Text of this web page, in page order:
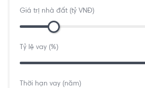
Giá trị nhà đất (tỷ VNĐ)
Tỷ lệ vay (%)
Thời hạn vay (năm)